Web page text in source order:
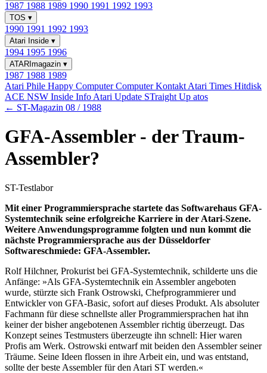
1987 1988 1989 1990 1991 1992 1993
TOS ▾
1990 1991 1992 1993
Atari Inside ▾
1994 1995 1996
ATARImagazin ▾
1987 1988 1989
Atari Phile Happy ComputerComputer Kontakt Atari Times Hitdisk
ACE NSW Inside Info Atari Update STraight Up atos
← ST-Magazin 08 / 1988
GFA-Assembler - der Traum-
Assembler?
ST-Testlabor
Mit einer Programmiersprache startete das Softwarehaus GFA-
Systemtechnik seine erfolgreiche Karriere in der Atari-Szene.
Weitere Anwendungsprogramme folgten und nun kommt die
nächste Programmiersprache aus der Düsseldorfer
Softwareschmiede: GFA-Assembler.
Rolf Hilchner, Prokurist bei GFA-Systemtechnik, schilderte uns die
Anfänge: »Als GFA-Systemtechnik ein Assembler angeboten
wurde, stürzte sich Frank Ostrowski, Chefprogrammierer und
Entwickler von GFA-Basic, sofort auf dieses Produkt. Als absoluter
Fachmann für diese schnellste aller Programmiersprachen hat ihn
keiner der bisher angebotenen Assembler richtig überzeugt. Das
Konzept seines Testmusters überzeugte ihn schnell: Hier waren
Profis am Werk. Ostrowski entwarf mit beiden den Assembler seiner
Träume. Seine Ideen flossen in ihre Arbeit ein, und was entstand,
sollte der beste Assembler für den Atari ST werden.«